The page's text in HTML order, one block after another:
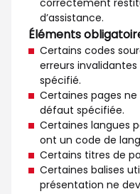
correctement
d’assistance.
Éléments
Certains codes
erreurs
spécifié.
Certaines pages
défaut spécifiée.
Certaines langues
ont un code de
Certains titres de
Certaines balises
présentation ne